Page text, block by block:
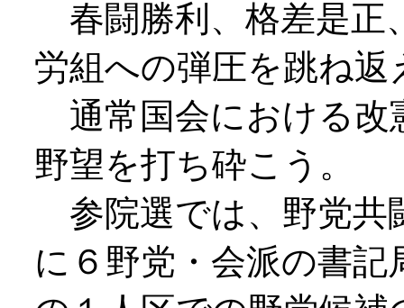
春闘勝利、格差是正
労組への弾圧を跳ね
通常国会における改
野望を打ち砕こう。
参院選では、野党共
に６野党・会派の書